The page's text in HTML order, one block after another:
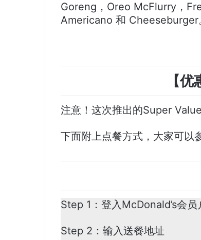
Goreng，Oreo McFlurry，
Americano 和 Cheeseburger
【
注意！这次推出的Super
下面附上点餐方式，大家可以
Step 1：登入McDonald’s会员
Step 2：输入送餐地址